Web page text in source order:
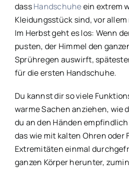
dassHandschuheein extrem
Kleidungsstück sind, vor
Im Herbst geht es los: Wenn
pusten, der Himmel den
Sprühregen auswirft,
für die ersten Handschuhe.
Du kannst dir so viele
warme Sachen anziehen, wie
du an den Händen
das wie mit kalten Ohren oder
Extremitäten einmal
ganzen Körper herunter,